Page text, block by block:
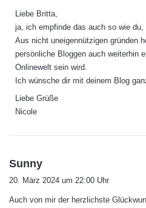
t
:
Liebe Britta,
ja, ich empfinde das auch so wie
Aus nicht uneigennützigen gründen
persönliche Bloggen auch weiterhin
Onlinewelt sein wird.
Ich wünsche dir mit deinem Blog
Liebe Grüße
Nicole
Sunny
a
20. März 2024 um 22:00 Uhr
Auch von mir der herzlichste